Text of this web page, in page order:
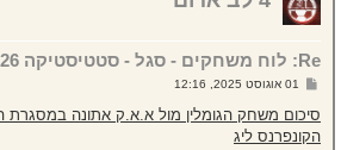
Re: לוח משחקים - סגל - סטטיסטיקה 25/26
ש
י
ח
ה
01 אוגוסט 2025, 12:16
הקונפרנס ליג